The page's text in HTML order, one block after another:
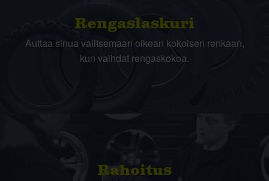
Rengas­laskuri
Auttaa sinua valitsemaan oikean kokoisen renkaan,
kun vaihdat rengaskokoa.
Rahoitus